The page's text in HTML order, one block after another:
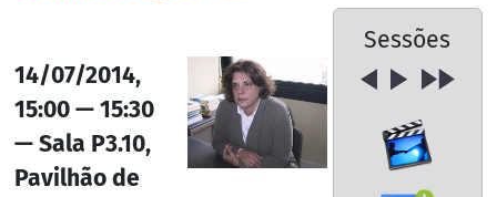
Sessões
14/07/2014,
15:00 — 15:30
— Sala P3.10,
Pavilhão de